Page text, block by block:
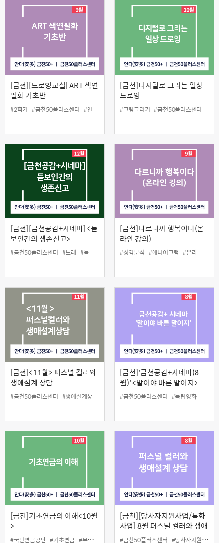
[금천][드로잉교실] ART 색연
필화 기초반
#2학기 #금천50플러스센터 #인생설계 #정규강좌
[금천]디지털로 그리는 일상
드로잉
#그림그리기 #금천50플러스센터 #디
[금천][금천공감+시네마] <듣
보인간의 생존신고>
#금천50플러스센터 #노래 #독립영화 #무료상영 #이승윤 #인생설계
[금천]다르니까 행복이다(온
라인 강의)
#성격분석 #에니어그램 #온라인
[금천]<11월> 퍼스널 컬러와
생애설계 상담
#금천50플러스센터 #생애설계상담 #인생설계 #퍼스널컬러
[금천]'금천공감+시네마(8
월)' <말이야 바른 말이지>
#금천50플러스센터 #독립영화 #무료
[금천]기초연금의 이해<10월
>
#국민연금공단 #기초연금 #무료 #인생설계
[금천][당사자지원사업/특화
사업] 8월 퍼스널 컬러와 생애
설계 상담
#금천50플러스센터 #당사자지원 #생